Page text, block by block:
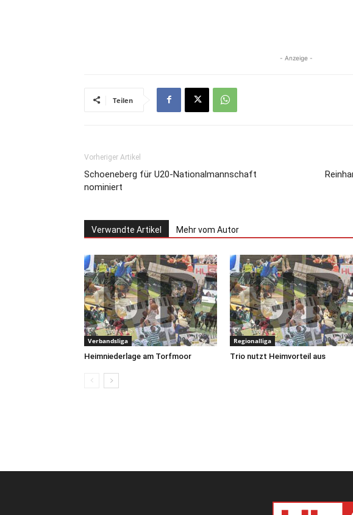
- Anzeige -
Teilen
Vorheriger Artikel
Schoeneberg für U20-Nationalmannschaft
nominiert
Verwandte Artikel Mehr vom Autor
Verbandsliga
Heimniederlage am Torfmoor
Regionalliga
Trio nutzt Heimvorteil aus